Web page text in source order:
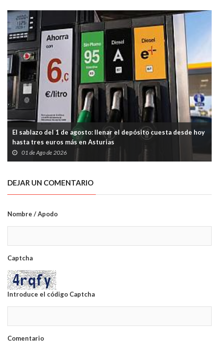
El sablazo del 1 de agosto: llenar el depósito cuesta desde hoy
hasta tres euros más en Asturias
01 de Ago de 2026
DEJAR UN COMENTARIO
Nombre / Apodo
Captcha
Introduce el código Captcha
Comentario